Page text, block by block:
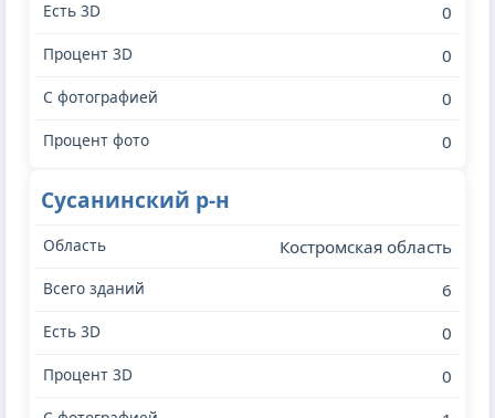
0
0
0
0
Сусанинский р-н
Костромская область
6
0
0